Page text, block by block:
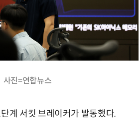
사진=연합뉴스
계 서킷 브레이커가 발동했다.